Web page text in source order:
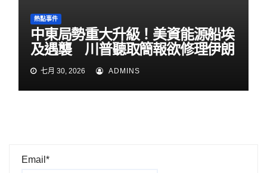
熱點事件
中東局勢重大升級！美資能源船埃
及遇襲 川普聽取簡報欲修理伊朗
七月 30, 2026 ADMINS
Email*